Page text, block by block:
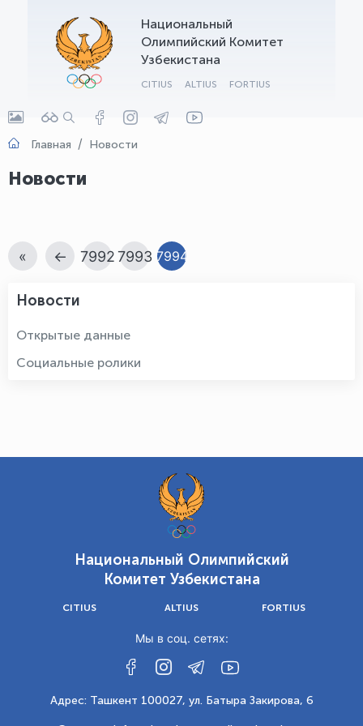
Национальный
Олимпийский Комитет
Узбекистана
CITIUS ALTIUS FORTIUS
Главная Новости
Новости
« ← 79927993 7994
Новости
Открытые данные
Социальные ролики
Национальный Олимпийский
Комитет Узбекистана
CITIUS ALTIUS FORTIUS
Мы в соц. сетях:
Адрес: Ташкент 100027, ул. Батыра Закирова, 6
OLYMPCHIK AI - yordamchi
Онлайн · olympic.uz